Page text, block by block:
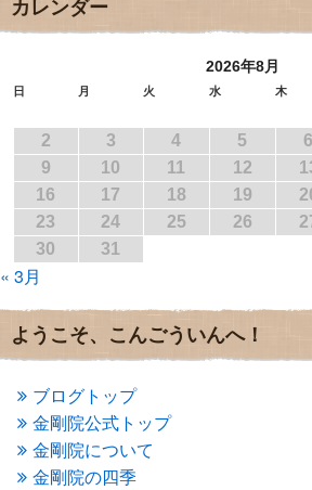
2017年8月
2017年5月
2017年3月(1)
2017年2月(1)
2017年1月(2)
2016年12月(4)
2016年11月(3)
2016年10月(1)
2016年9月
2016年6月
(2)
2016年5月(3)
2016年4月
(4)
2016年3月(4)
2016年2月(5)
2016年1月(3)
2015年12月(6)
カレンダー
2026年8月
日 月 火 水 木
2
3 4 5 6
9
10 11 12
16
17 18 19
23
24 25 26
30
31
« 3月
ようこそ、こんごういんへ！
ブログトップ
金剛院公式トップ
金剛院について
金剛院の四季